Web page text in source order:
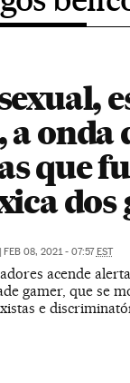
onda
que
dos
| FEB 08, 2021 - 07:57EST
acende
gamer, que se
e